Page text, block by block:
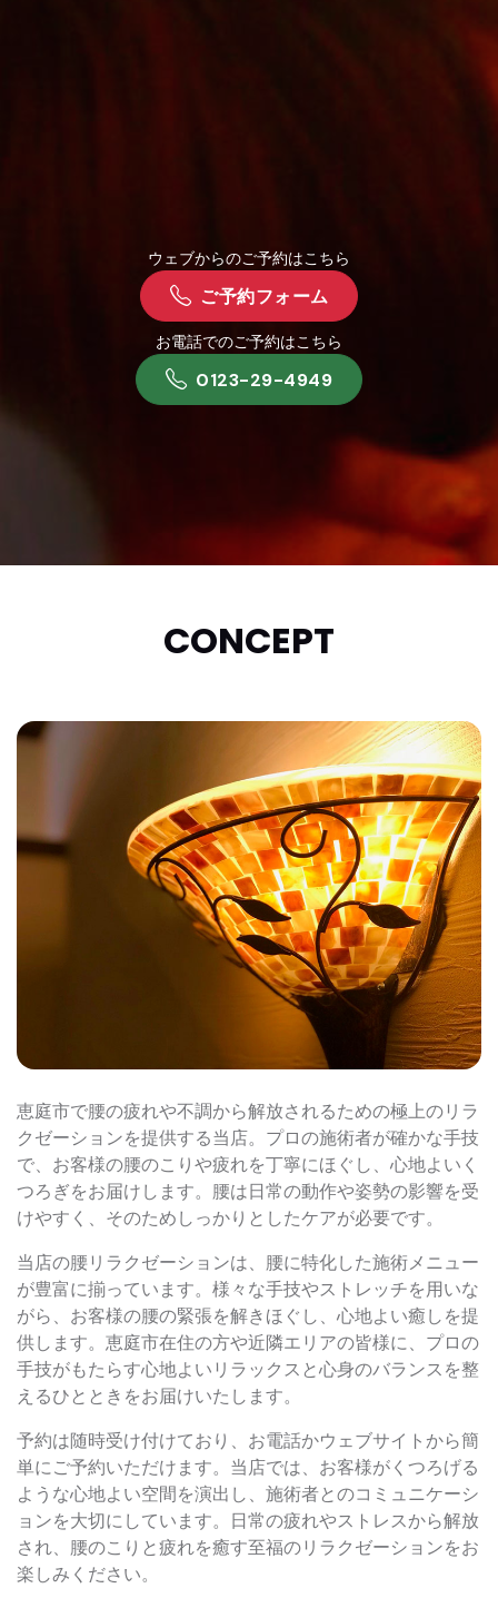
ウェブからのご予約はこちら
ご予約フォーム
お電話でのご予約はこちら
0123-29-4949
CONCEPT
恵庭市で腰の疲れや不調から解放されるための極上のリラ
クゼーションを提供する当店。プロの施術者が確かな手技
で、お客様の腰のこりや疲れを丁寧にほぐし、心地よいく
つろぎをお届けします。腰は日常の動作や姿勢の影響を受
けやすく、そのためしっかりとしたケアが必要です。
当店の腰リラクゼーションは、腰に特化した施術メニュー
が豊富に揃っています。様々な手技やストレッチを用いな
がら、お客様の腰の緊張を解きほぐし、心地よい癒しを提
供します。恵庭市在住の方や近隣エリアの皆様に、プロの
手技がもたらす心地よいリラックスと心身のバランスを整
えるひとときをお届けいたします。
予約は随時受け付けており、お電話かウェブサイトから簡
単にご予約いただけます。当店では、お客様がくつろげる
ような心地よい空間を演出し、施術者とのコミュニケーシ
ョンを大切にしています。日常の疲れやストレスから解放
され、腰のこりと疲れを癒す至福のリラクゼーションをお
楽しみください。